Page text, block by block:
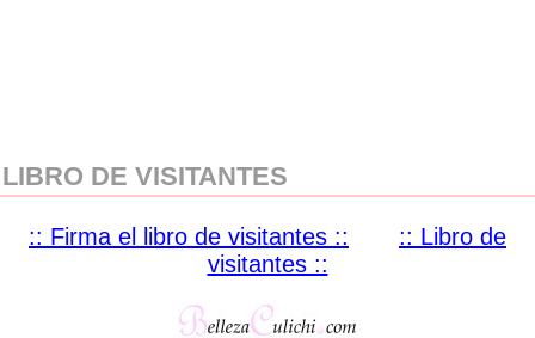
LIBRO DE VISITANTES
:: Firma el libro de visitantes ::
:: Libro de
visitantes ::